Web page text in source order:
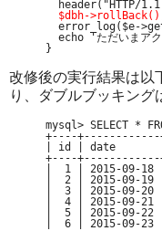
header("HTTP/
$dbh-
error_log($e-
echo 'ただいまアク
}
改修後の実行結果は以
り、ダブルブッキング
mysql> SELECT *
+----
| id | date       |
+----
|  1 | 2015-
|  2 | 2015-
|  3 | 2015-
|  4 | 2015-
|  5 | 2015-
|  6 | 2015-